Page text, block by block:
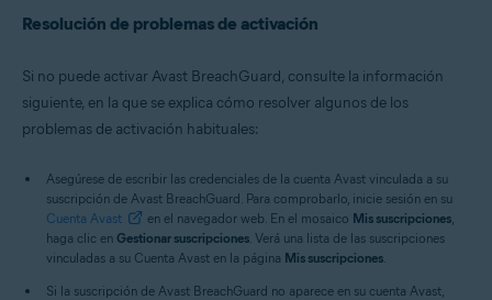
Resolución de problemas de activación
Si no puede activar Avast BreachGuard, consulte la información
siguiente, en la que se explica cómo resolver algunos de los
problemas de activación habituales:
Asegúrese de escribir las credenciales de la cuenta Avast vinculada a su
suscripción de Avast BreachGuard. Para comprobarlo, inicie sesión en su
Cuenta Avast
en el navegador web. En el mosaico Mis suscripciones
haga clic en Gestionar suscripciones . Verá una lista de las suscripciones
vinculadas a su Cuenta Avast en la página Mis suscripciones
Si la suscripción de Avast BreachGuard no aparece en su cuenta Avast,